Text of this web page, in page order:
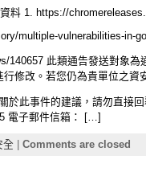
料 1. https://
multiple-vulnerabilities-in-
140657 此類通告發送對象
行修改。若您仍為貴單位之
於此事件的建議，請勿直接
電子郵件信箱： […]
全 Comments are closed